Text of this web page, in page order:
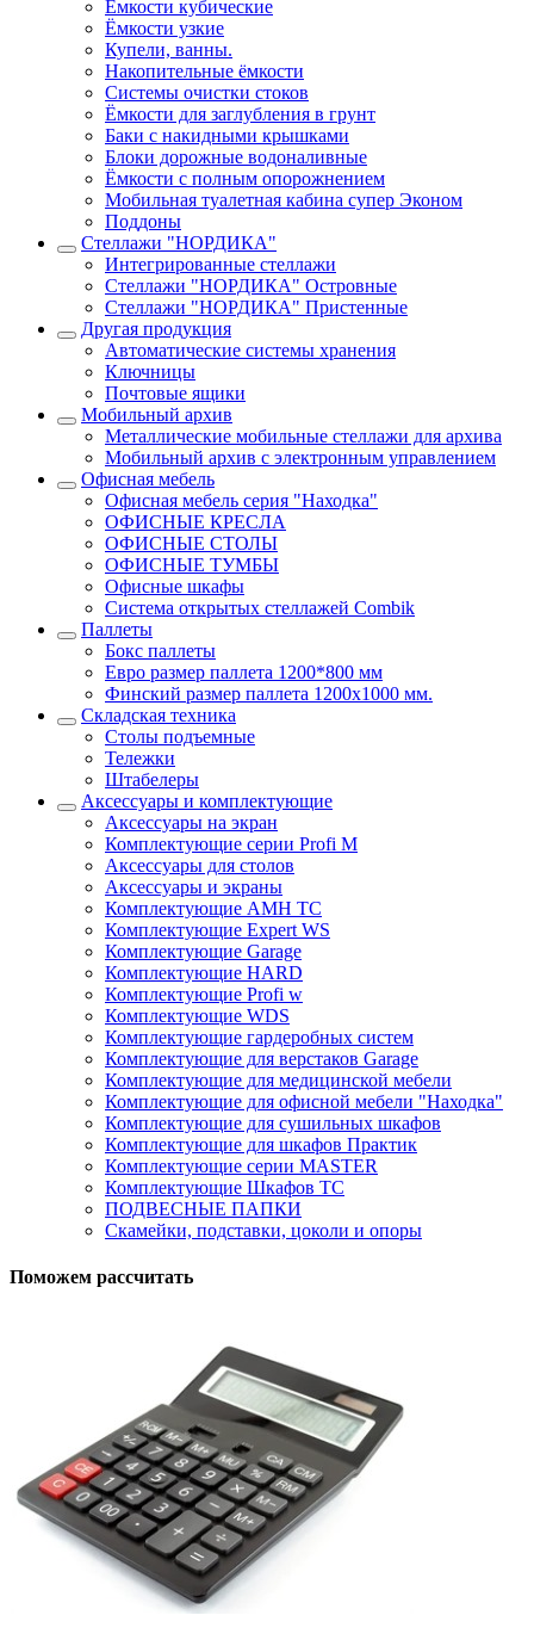
Ёмкости кубические
Ёмкости узкие
Купели, ванны.
Накопительные ёмкости
Системы очистки стоков
Ёмкости для заглубления в грунт
Баки с накидными крышками
Блоки дорожные водоналивные
Ёмкости с полным опорожнением
Мобильная туалетная кабина супер Эконом
Поддоны
Стеллажи "НОРДИКА"
Интегрированные стеллажи
Стеллажи "НОРДИКА" Островные
Стеллажи "НОРДИКА" Пристенные
Другая продукция
Автоматические системы хранения
Ключницы
Почтовые ящики
Мобильный архив
Металлические мобильные стеллажи для архива
Мобильный архив с электронным управлением
Офисная мебель
Офисная мебель серия "Находка"
ОФИСНЫЕ КРЕСЛА
ОФИСНЫЕ СТОЛЫ
ОФИСНЫЕ ТУМБЫ
Офисные шкафы
Система открытых стеллажей Combik
Паллеты
Бокс паллеты
Евро размер паллета 1200*800 мм
Финский размер паллета 1200х1000 мм.
Складская техника
Столы подъемные
Тележки
Штабелеры
Аксессуары и комплектующие
Аксессуары на экран
Комплектующие серии Profi M
Аксессуары для столов
Аксессуары и экраны
Комплектующие AMH TC
Комплектующие Expert WS
Комплектующие Garage
Комплектующие HARD
Комплектующие Profi w
Комплектующие WDS
Комплектующие гардеробных систем
Комплектующие для верстаков Garage
Комплектующие для медицинской мебели
Комплектующие для офисной мебели "Находка"
Комплектующие для сушильных шкафов
Комплектующие для шкафов Практик
Комплектующие серии MASTER
Комплектующие Шкафов ТС
ПОДВЕСНЫЕ ПАПКИ
Скамейки, подставки, цоколи и опоры
Поможем рассчитать